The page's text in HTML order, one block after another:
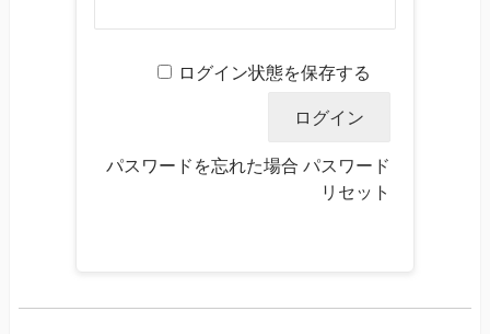
ログイン状態を保存する
パスワードを忘れた場合 パスワード
リセット